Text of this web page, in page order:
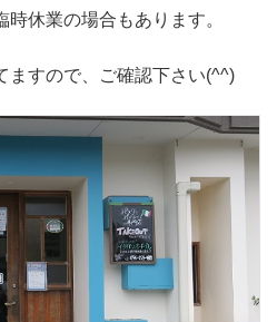
休業の場合もあります。
ますので、ご確認下さい(^^)